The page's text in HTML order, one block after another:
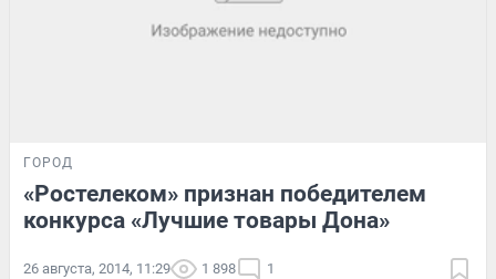
ГОРОД
«Ростелеком» признан победителем
конкурса «Лучшие товары Дона»
26 августа, 2014, 11:29 1 898 1